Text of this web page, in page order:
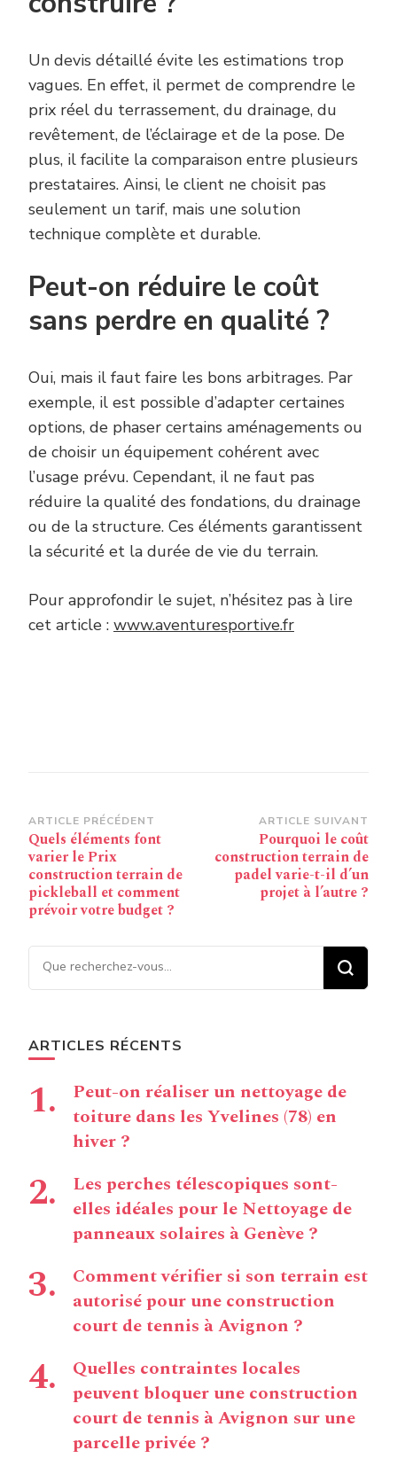
Un devis détaillé évite les estimations trop
vagues. En effet, il permet de comprendre le
prix réel du terrassement, du drainage, du
revêtement, de l’éclairage et de la pose. De
plus, il facilite la comparaison entre plusieurs
prestataires. Ainsi, le client ne choisit pas
seulement un tarif, mais une solution
technique complète et durable.
Peut-on réduire le coût
sans perdre en qualité ?
Oui, mais il faut faire les bons arbitrages. Par
exemple, il est possible d’adapter certaines
options, de phaser certains aménagements ou
de choisir un équipement cohérent avec
l’usage prévu. Cependant, il ne faut pas
réduire la qualité des fondations, du drainage
ou de la structure. Ces éléments garantissent
la sécurité et la durée de vie du terrain.
Pour approfondir le sujet, n’hésitez pas à lire
cet article : www.aventuresportive.fr
Navigation
d’article
ARTICLE PRÉCÉDENT
Quels éléments font
varier le Prix
construction terrain de
pickleball et comment
prévoir votre budget ?
ARTICLE SUIVANT
Pourquoi le coût
construction terrain de
padel varie-t-il d’un
projet à l’autre ?
Vous recherchiez quelque
chose ?
ARTICLES RÉCENTS
Peut-on réaliser un nettoyage de
toiture dans les Yvelines (78) en
hiver ?
Les perches télescopiques sont-
elles idéales pour le Nettoyage de
panneaux solaires à Genève ?
Comment vérifier si son terrain est
autorisé pour une construction
court de tennis à Avignon ?
Quelles contraintes locales
peuvent bloquer une construction
court de tennis à Avignon sur une
parcelle privée ?